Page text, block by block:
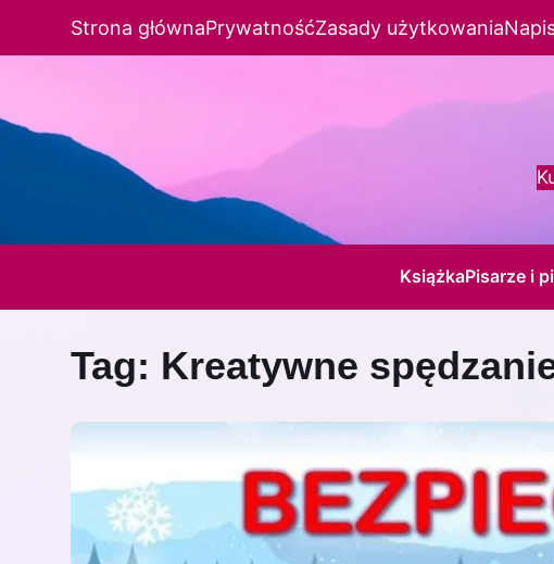
Strona głównaPrywatnośćZasady użytkowania
KsiążkaPisarze i
Tag: Kreatywne